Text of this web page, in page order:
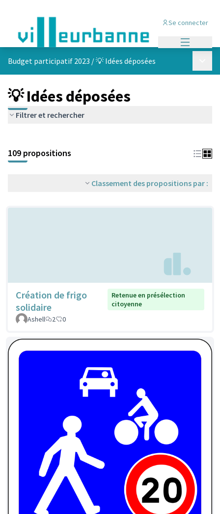
Se connecter
Budget participatif 2023 /💡 Idées déposées
💡 Idées déposées
Filtrer et rechercher
+
−
109 propositions
Classement des propositions par :
Création de frigo
solidaire
Retenue en présélection
citoyenne
Ashell
2 0